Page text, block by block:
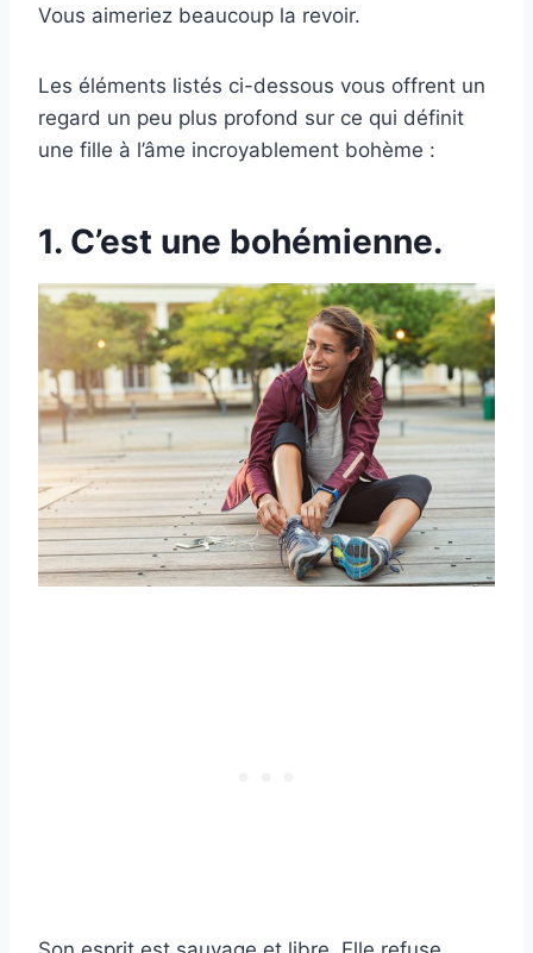
Vous aimeriez beaucoup la revoir.
Les éléments listés ci-dessous vous offrent un
regard un peu plus profond sur ce qui définit
une fille à l’âme incroyablement bohème :
1. C’est une bohémienne.